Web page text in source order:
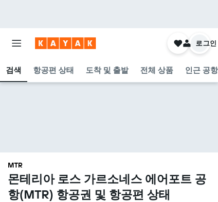
검색 항공편 상태 도착 및 출발 전체 상품 인근 공항
로그인
MTR
몬테리아 로스 가르소네스 에어포트 공
항(MTR) 항공권 및 항공편 상태